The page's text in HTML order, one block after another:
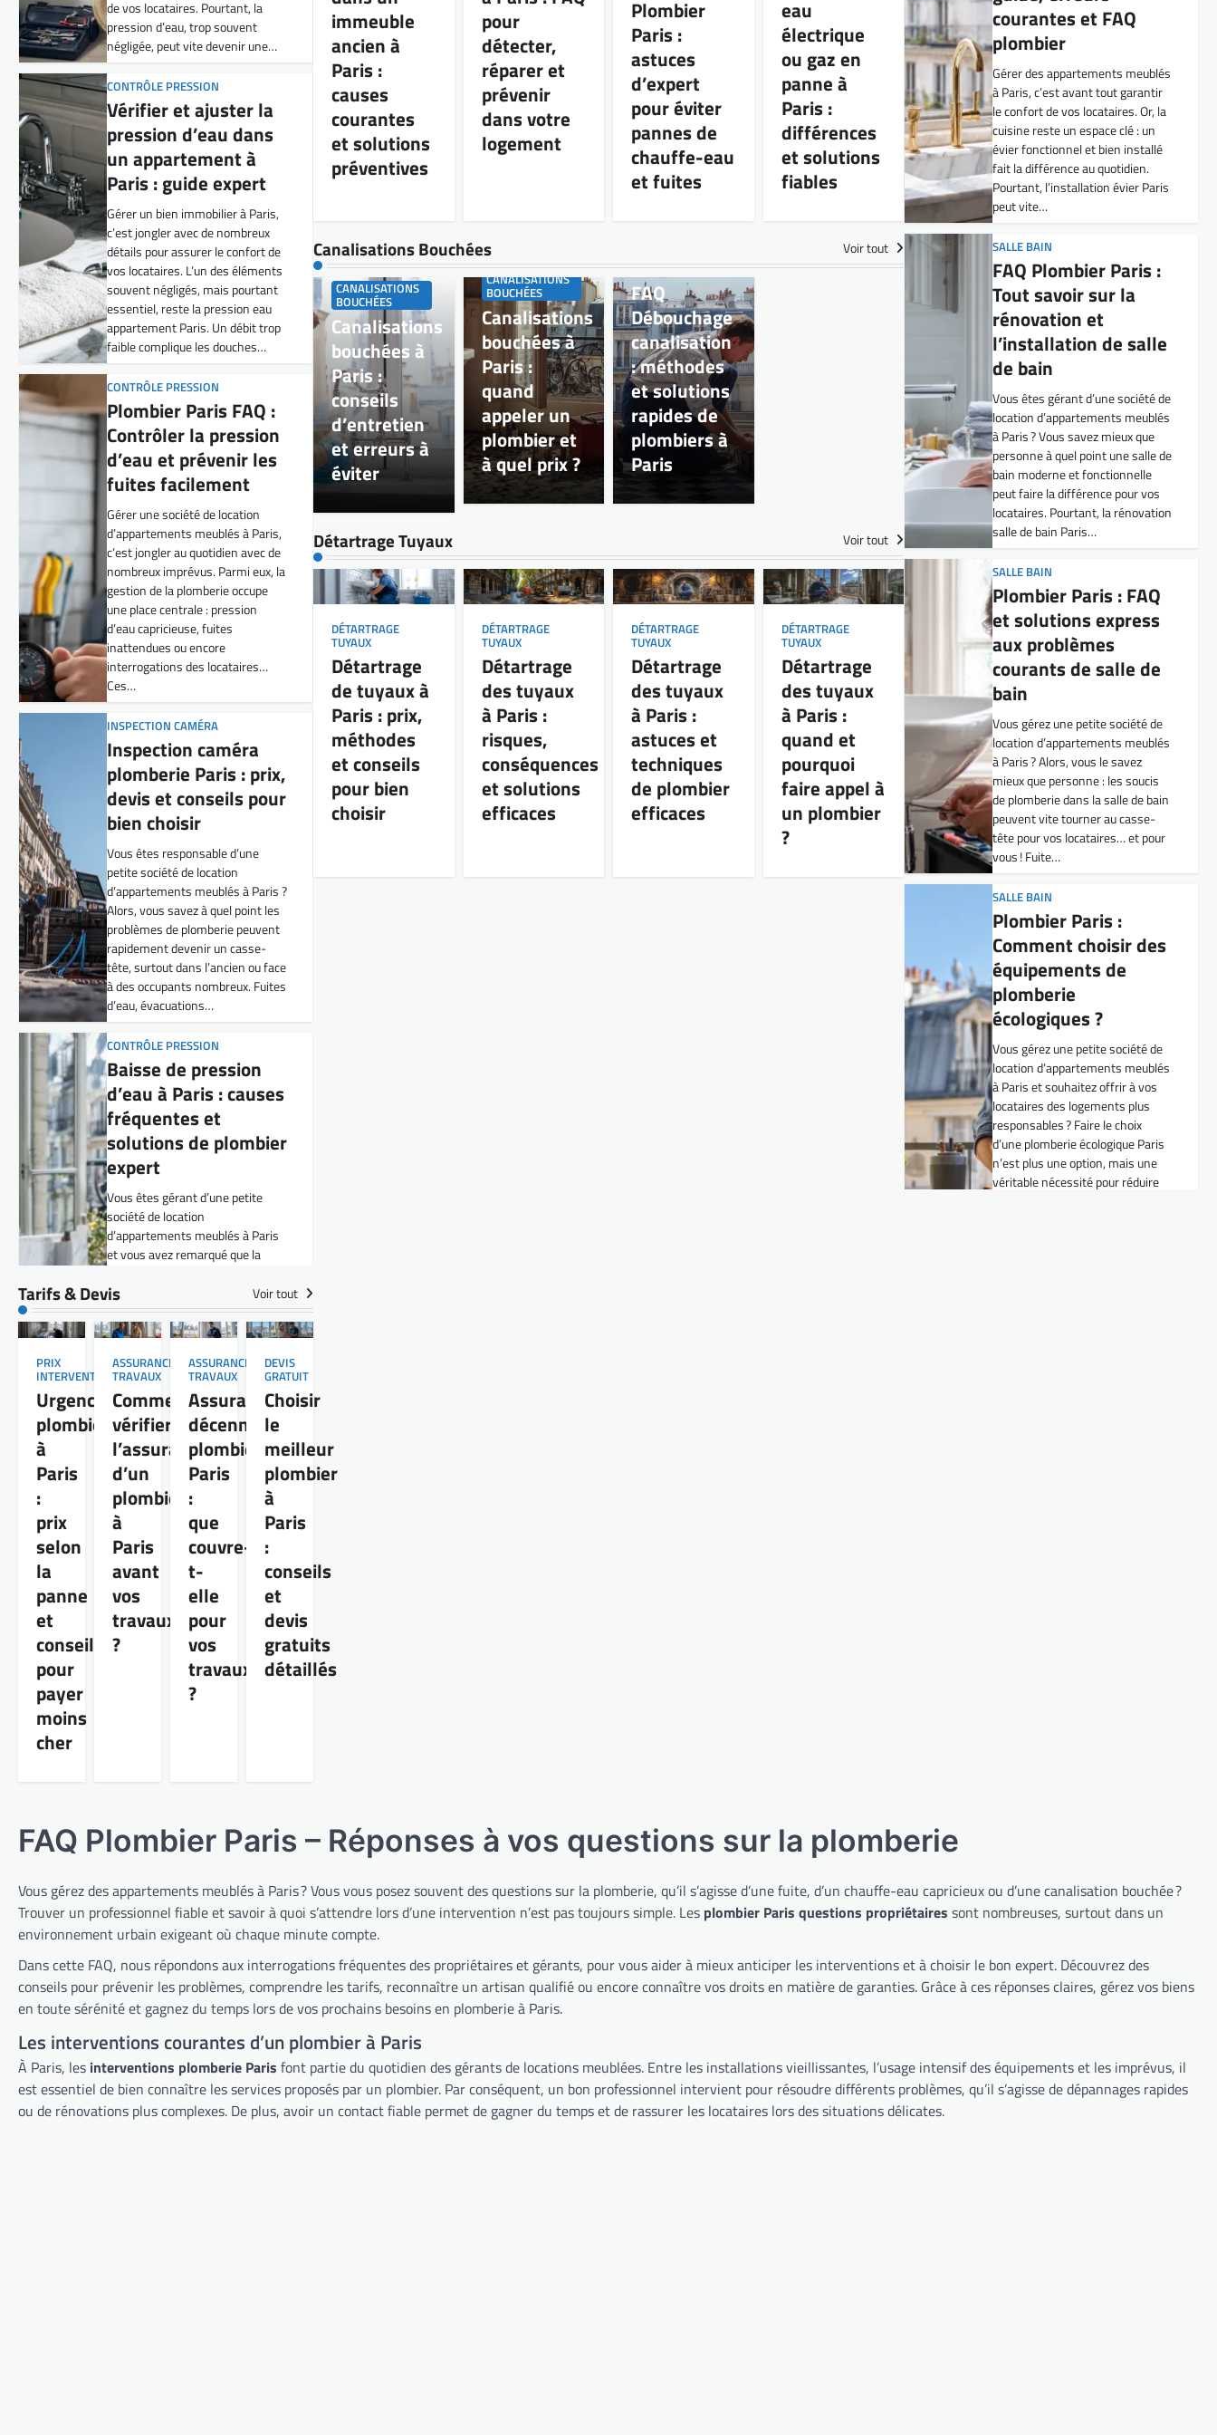
immeuble
ancien à
Paris :
causes
courantes
et solutions
préventives
pour
détecter,
réparer et
prévenir
dans votre
logement
Plombier
Paris :
astuces
d’expert
pour éviter
pannes de
chauffe-eau
et fuites
eau
électrique
ou gaz en
panne à
Paris :
différences
et solutions
fiables
Canalisations Bouchées Voir tout
CANALISATIONS
BOUCHÉES
Canalisations
bouchées à
Paris :
conseils
d’entretien
et erreurs à
éviter
CANALISATIONS
BOUCHÉES
Canalisations
bouchées à
Paris :
quand
appeler un
plombier et
à quel prix ?
BOUCHÉES
FAQ
Débouchage
canalisation
: méthodes
et solutions
rapides de
plombiers à
Paris
Détartrage Tuyaux Voir tout
DÉTARTRAGE
TUYAUX
Détartrage
de tuyaux à
Paris : prix,
méthodes
et conseils
pour bien
choisir
DÉTARTRAGE
TUYAUX
Détartrage
des tuyaux
à Paris :
risques,
conséquences
et solutions
efficaces
DÉTARTRAGE
TUYAUX
Détartrage
des tuyaux
à Paris :
astuces et
techniques
de plombier
efficaces
DÉTARTRAGE
TUYAUX
Détartrage
des tuyaux
à Paris :
quand et
pourquoi
faire appel à
un plombier
?
peut vite…
SALLE BAIN
FAQ Plombier Paris :
Tout savoir sur la
rénovation et
l’installation de salle
de bain
Vous êtes gérant d’une société de
location d’appartements meublés
à Paris ? Vous savez mieux que
personne à quel point une salle de
bain moderne et fonctionnelle
peut faire la différence pour vos
locataires. Pourtant, la rénovation
salle de bain Paris…
Plombier Paris : FAQ
et solutions express
aux problèmes
courants de salle de
bain
Vous gérez une petite société de
location d’appartements meublés
à Paris ? Alors, vous le savez
mieux que personne : les soucis
de plomberie dans la salle de bain
peuvent vite tourner au casse-
tête pour vos locataires… et pour
vous ! Fuite…
Plombier Paris :
Comment choisir des
équipements de
plomberie
écologiques ?
Vous gérez une petite société de
location d’appartements meublés
à Paris et souhaitez offrir à vos
locataires des logements plus
responsables ? Faire le choix
d’une plomberie écologique Paris
n’est plus une option, mais une
véritable nécessité pour réduire
votre impact…
CUISINE ÉVIER
Évier bouché ou qui
fuit à Paris :
solutions rapides
pour vos soucis de
cuisine
à Paris ? Vous savez mieux que
personne à quel point une salle de
locataires. Pourtant, la rénovation
salle de bain Paris…
et solutions express
aux problèmes
Paris : guide expert
Gérer un bien immobilier à Paris,
c’est jongler avec de nombreux
détails pour assurer le confort de
vos locataires. L’un des éléments
souvent négligés, mais pourtant
essentiel, reste la pression eau
appartement Paris. Un débit trop
faible complique les douches…
CONTRÔLE PRESSION
Plombier Paris FAQ :
Contrôler la pression
d’eau et prévenir les
fuites facilement
Gérer une société de location
d’appartements meublés à Paris,
c’est jongler au quotidien avec de
nombreux imprévus. Parmi eux, la
gestion de la plomberie occupe
une place centrale : pression
d’eau capricieuse, fuites
inattendues ou encore
interrogations des locataires…
Ces…
INSPECTION CAMÉRA
Inspection caméra
plomberie Paris : prix,
devis et conseils pour
bien choisir
Vous êtes responsable d’une
petite société de location
d’appartements meublés à Paris ?
Alors, vous savez à quel point les
problèmes de plomberie peuvent
rapidement devenir un casse-
tête, surtout dans l’ancien ou face
à des occupants nombreux. Fuites
d’eau, évacuations…
CONTRÔLE PRESSION
Baisse de pression
d’eau à Paris : causes
fréquentes et
solutions de plombier
expert
Vous êtes gérant d’une petite
société de location
d’appartements meublés à Paris
et vous avez remarqué que la
pression d’eau de vos logements
laisse parfois à désirer ? Ce
problème est malheureusement
courant dans la capitale, et il peut
rapidement devenir…
CONTRÔLE PRESSION
Pression d’eau à
Paris : comment un
plombier garantit le
respect des normes ?
Vous gérez une société de
location d’appartements meublés
à Paris ? Alors, vous savez
sûrement à quel point la qualité
de l’eau est essentielle au confort
de vos locataires. Pourtant, la
pression d’eau, trop souvent
négligée, peut vite devenir une…
CONTRÔLE PRESSION
Vérifier et ajuster la
pression d’eau dans
un appartement à
Paris : guide expert
Gérer un bien immobilier à Paris,
c’est jongler avec de nombreux
détails pour assurer le confort de
appartement Paris. Un débit trop
CONTRÔLE PRESSION
Plombier Paris FAQ :
Contrôler la pression
d’eau et prévenir les
fuites facilement
Gérer une société de location
d’appartements meublés à Paris,
c’est jongler au quotidien avec de
nombreux imprévus. Parmi eux, la
gestion de la plomberie occupe
une place centrale : pression
d’eau capricieuse, fuites
inattendues ou encore
interrogations des locataires…
Tarifs & Devis Voir tout
PRIX
INTERVENTION
Urgence
plombier
à
Paris
:
prix
selon
la
panne
et
conseils
pour
payer
moins
cher
ASSURANCE
TRAVAUX
Comment
vérifier
l’assurance
d’un
plombier
à
Paris
avant
vos
travaux
?
ASSURANCE
TRAVAUX
Assurance
décennale
plombier
Paris
:
que
couvre-
t-
elle
pour
vos
travaux
?
DEVIS
GRATUIT
Choisir
le
meilleur
plombier
à
Paris
:
conseils
et
devis
gratuits
détaillés
FAQ Plombier Paris – Réponses à vos questions sur la plomberie
Vous gérez des appartements meublés à Paris ? Vous vous posez souvent des questions sur la plomberie, qu’il s’agisse d’une fuite, d’un chauffe-eau capricieux ou d’une canalisation bouchée ?
Trouver un professionnel fiable et savoir à quoi s’attendre lors d’une intervention n’est pas toujours simple. Les plombier Paris questions propriétaires sont nombreuses, surtout dans un
environnement urbain exigeant où chaque minute compte.
Dans cette FAQ, nous répondons aux interrogations fréquentes des propriétaires et gérants, pour vous aider à mieux anticiper les interventions et à choisir le bon expert. Découvrez des
conseils pour prévenir les problèmes, comprendre les tarifs, reconnaître un artisan qualifié ou encore connaître vos droits en matière de garanties. Grâce à ces réponses claires, gérez vos biens
en toute sérénité et gagnez du temps lors de vos prochains besoins en plomberie à Paris.
Les interventions courantes d’un plombier à Paris
À Paris, les interventions plomberie Paris font partie du quotidien des gérants de locations meublées. Entre les installations vieillissantes, l’usage intensif des équipements et les imprévus, il
est essentiel de bien connaître les services proposés par un plombier. Par conséquent, un bon professionnel intervient pour résoudre différents problèmes, qu’il s’agisse de dépannages rapides
ou de rénovations plus complexes. De plus, avoir un contact fiable permet de gagner du temps et de rassurer les locataires lors des situations délicates.